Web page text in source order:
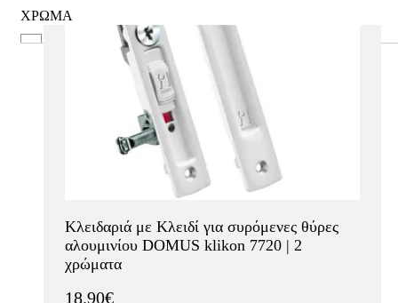
SECUREMME
Αλουμινίου & Σιδερένιας
Ασφάλειες Θυρών
Εσωτερικού χώρου
ΧΡΩΜΑ
Ασημί (Nickel)
Κλειδαριά με Κλειδί για συρόμενες θύρες
αλουμινίου DOMUS klikon 7720 | 2
χρώματα
18.90€